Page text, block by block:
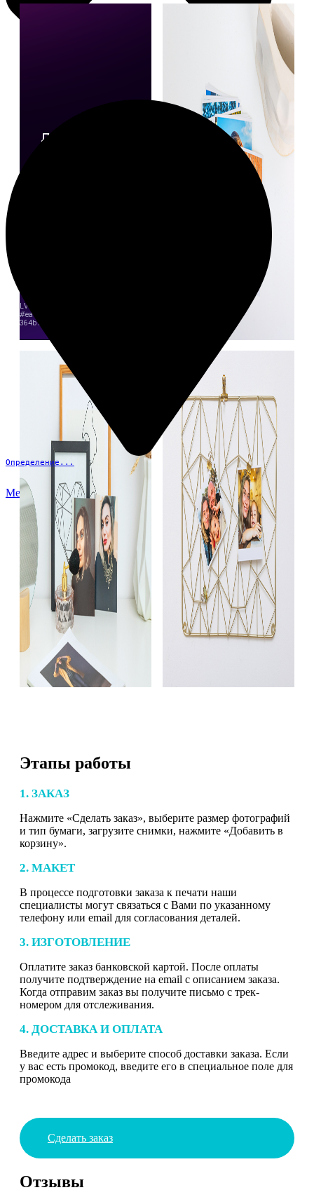
Определение...
Меню
Этапы работы
1. ЗАКАЗ
Нажмите «Сделать заказ», выберите размер фотографий
и тип бумаги, загрузите снимки, нажмите «Добавить в
корзину».
2. МАКЕТ
В процессе подготовки заказа к печати наши
специалисты могут связаться с Вами по указанному
телефону или email для согласования деталей.
3. ИЗГОТОВЛЕНИЕ
Оплатите заказ банковской картой. После оплаты
получите подтверждение на email с описанием заказа.
Когда отправим заказ вы получите письмо с трек-
номером для отслеживания.
4. ДОСТАВКА И ОПЛАТА
Введите адрес и выберите способ доставки заказа. Если
у вас есть промокод, введите его в специальное поле для
промокода
Сделать заказ
Отзывы